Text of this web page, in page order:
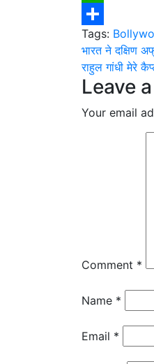
WhatsApp
Share
Tags:
Post
भारत ने दक्षिण
राहुल गांधी मेरे
Leave
Your email
Comment *
Name *
Email *